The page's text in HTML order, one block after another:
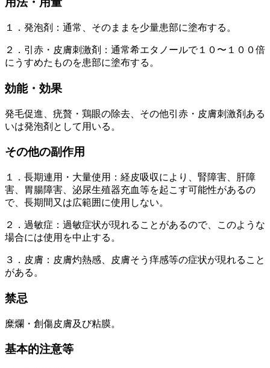
１．発泡剤：通常、そのままを少量患部に塗布する。
２．引赤・皮膚刺激剤：通常希エタノールで１０〜１００倍
にうすめたものを患部に塗布する。
効能・効果
発毛促進、疣贅・鶏眼の除去、その他引赤・皮膚刺激剤ある
いは発泡剤として用いる。
その他の副作用
１．長期連用・大量使用：経皮吸収により、腎障害、肝障
害、胃腸障害、泌尿生殖器充血等を起こす可能性があるの
で、長期間又は広範囲に使用しない。
２．過敏症：過敏症状が現れることがあるので、このような
場合には使用を中止する。
３．皮膚：皮膚灼熱感、皮膚そう痒感等の症状が現れること
がある。
禁忌
糜爛・創傷皮膚及び粘膜。
基本的注意等